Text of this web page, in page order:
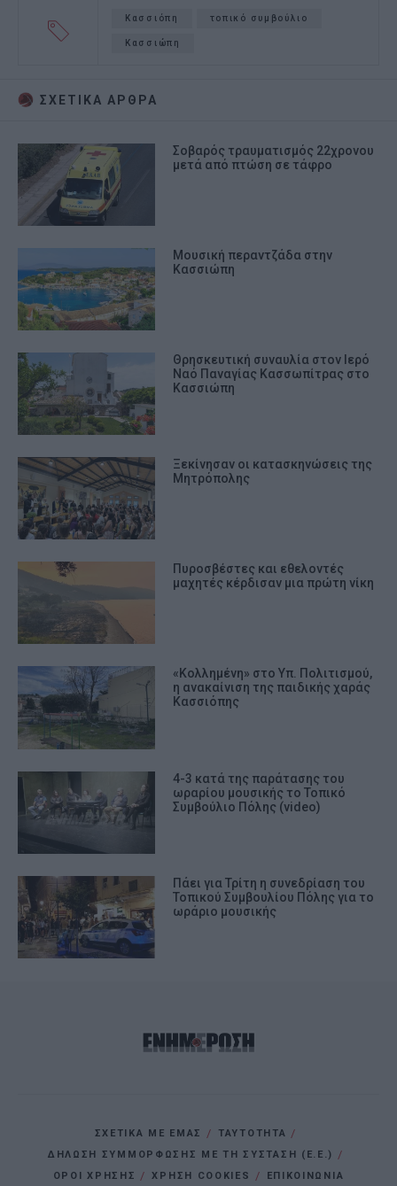
Κασσιόπη τοπικό συμβούλιο
Κασσιώπη
ΣΧΕΤΙΚA AΡΘΡΑ
Σοβαρός τραυματισμός 22χρονου
μετά από πτώση σε τάφρο
Μουσική περαντζάδα στην
Κασσιώπη
Θρησκευτική συναυλία στον Ιερό
Ναό Παναγίας Κασσωπίτρας στο
Κασσιώπη
Ξεκίνησαν οι κατασκηνώσεις της
Μητρόπολης
Πυροσβέστες και εθελοντές
μαχητές κέρδισαν μια πρώτη νίκη
«Κολλημένη» στο Υπ. Πολιτισμού,
η ανακαίνιση της παιδικής χαράς
Κασσιόπης
4-3 κατά της παράτασης του
ωραρίου μουσικής το Τοπικό
Συμβούλιο Πόλης (video)
Πάει για Τρίτη η συνεδρίαση του
Τοπικού Συμβουλίου Πόλης για το
ωράριο μουσικής
ΣΧΕΤΙΚΑ ΜΕ ΕΜΑΣ
ΤΑΥΤΟΤΗΤΑ
ΔΗΛΩΣΗ ΣΥΜΜΟΡΦΩΣΗΣ ΜΕ ΤΗ ΣΥΣΤΑΣΗ (Ε.Ε.)
ΌΡΟΙ ΧΡΗΣΗΣ
ΧΡΗΣΗ COOKIES ΕΠΙΚΟΙΝΩΝΙΑ